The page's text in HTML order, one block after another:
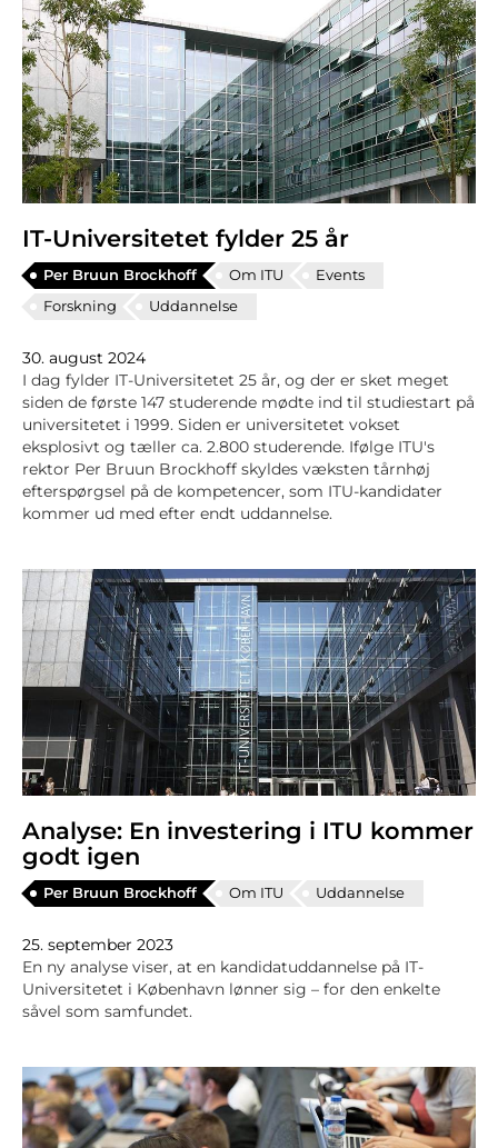
IT-Universitetet fylder 25 år
Per Bruun Brockhoff Om ITU
Events
Forskning
Uddannelse
30. august 2024
I dag fylder IT-Universitetet 25 år, og der er sket meget
siden de første 147 studerende mødte ind til studiestart på
universitetet i 1999. Siden er universitetet vokset
eksplosivt og tæller ca. 2.800 studerende. Ifølge ITU's
rektor Per Bruun Brockhoff skyldes væksten tårnhøj
efterspørgsel på de kompetencer, som ITU-kandidater
kommer ud med efter endt uddannelse.
Analyse: En investering i ITU kommer
godt igen
Per Bruun Brockhoff Om ITU Uddannelse
25. september 2023
En ny analyse viser, at en kandidatuddannelse på IT-
Universitetet i København lønner sig – for den enkelte
såvel som samfundet.